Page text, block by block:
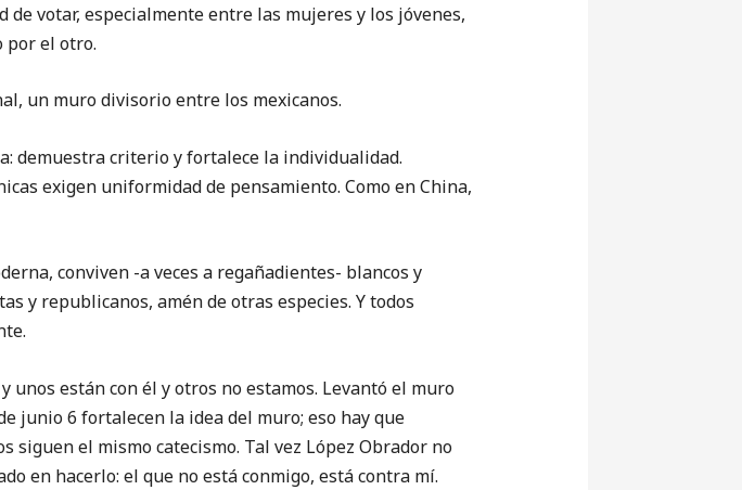
de votar, especialmente entre las mujeres y los jóvenes,
por el otro.
un muro divisorio entre los mexicanos.
criterio y fortalece la individualidad.
exigen uniformidad de pensamiento. Como en China,
conviven -a veces a regañadientes- blancos y
y republicanos, amén de otras especies. Y todos
están con él y otros no estamos. Levantó el muro
junio 6 fortalecen la idea del muro; eso hay que
siguen el mismo catecismo. Tal vez López Obrador no
en hacerlo: el que no está conmigo, está contra mí.